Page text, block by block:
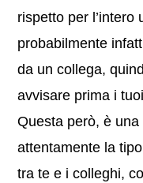
rispetto per l’intero
probabilmente
da un collega,
avvisare prima i
Questa però, è
attentamente la
tra te e i colleghi,